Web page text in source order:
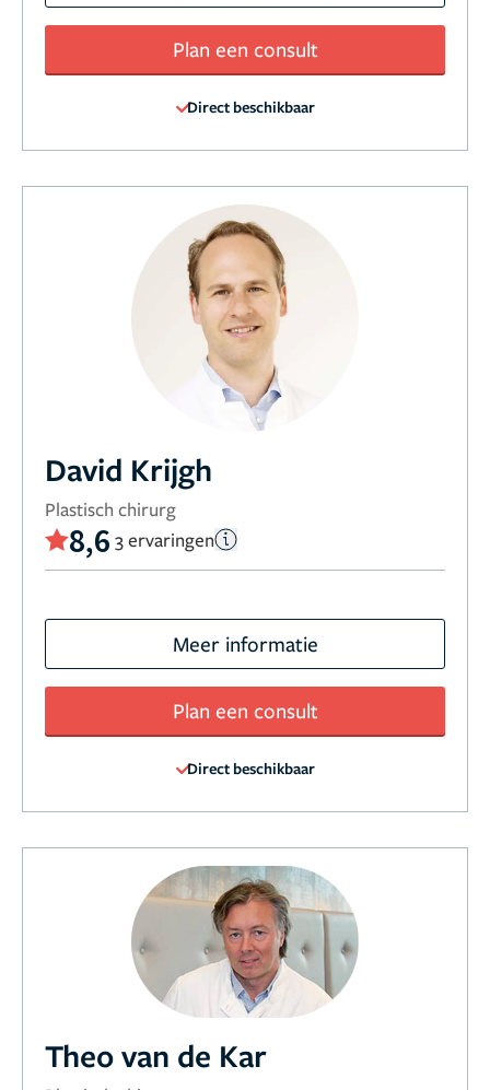
Plan een consult
Direct beschikbaar
David Krijgh
Plastisch chirurg
8,6 3 ervaringen
Meer informatie
Plan een consult
Direct beschikbaar
Theo van de Kar